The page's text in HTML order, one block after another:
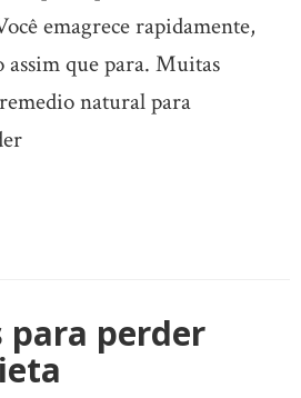
emagrece rapidamente,
assim que para. Muitas
natural para
para perder